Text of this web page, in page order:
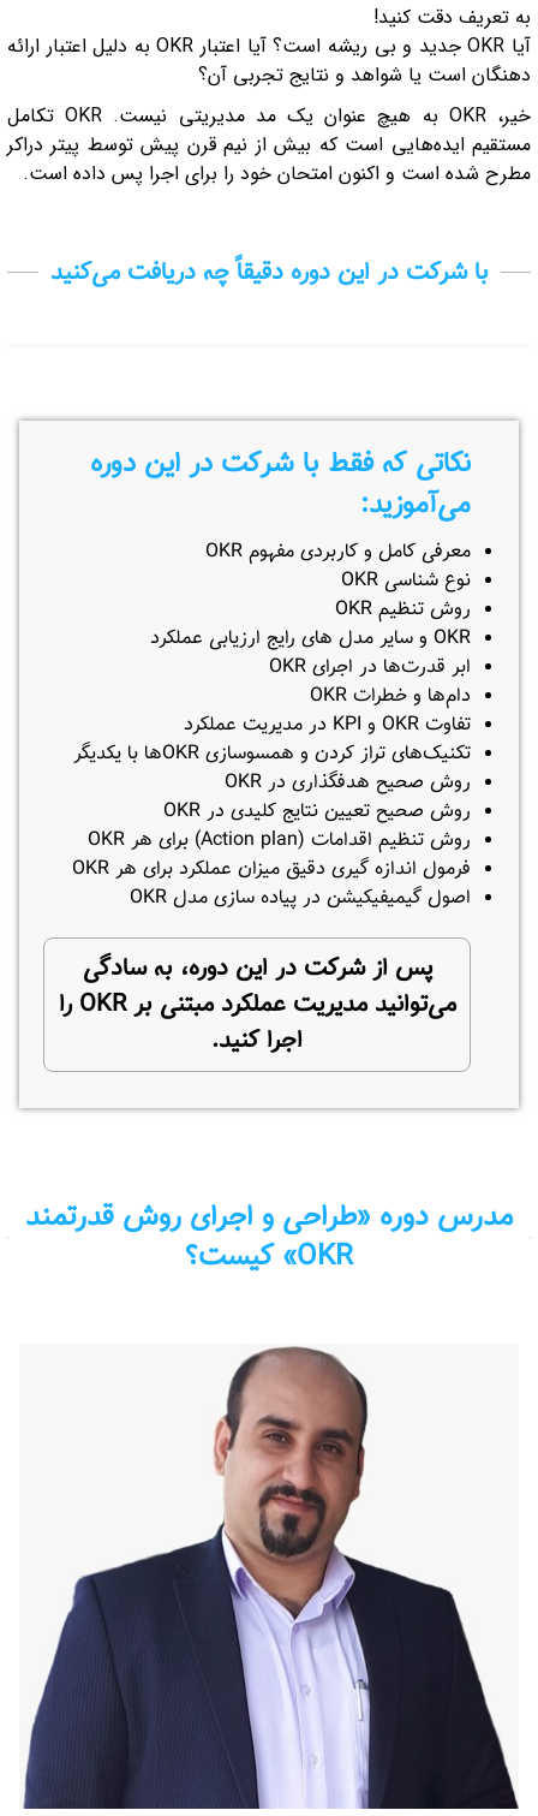
به تعریف دقت کنید!
آیا OKR جدید و بی ریشه است؟ آیا اعتبار OKR به دلیل اعتبار ارائه
دهنگان است یا شواهد و نتایج تجربی آن؟
خیر، OKR به هیچ عنوان یک مد مدیریتی نیست. OKR تکامل
مستقیم ایده‌هایی است که بیش از نیم قرن پیش توسط پیتر دراکر
مطرح شده است و اکنون امتحان خود را برای اجرا پس داده است.
با شرکت در این دوره دقیقاً چه دریافت می‌کنید
نکاتی که فقط با شرکت در این دوره
می‌آموزید:
معرفی کامل و کاربردی مفهوم OKR
نوع شناسی OKR
روش تنظیم OKR
OKR و سایر مدل های رایج ارزیابی عملکرد
ابر قدرت‌ها در اجرای OKR
دام‌ها و خطرات OKR
تفاوت OKR و KPI در مدیریت عملکرد
تکنیک‌های تراز کردن و همسوسازی OKRها با یکدیگر
روش صحیح هدفگذاری در OKR
روش صحیح تعیین نتایج کلیدی در OKR
روش تنظیم اقدامات (Action plan) برای هر OKR
فرمول اندازه گیری دقیق میزان عملکرد برای هر OKR
اصول گیمیفیکیشن در پیاده سازی مدل OKR
پس از شرکت در این دوره، به سادگی
می‌توانید مدیریت عملکرد مبتنی بر OKR را
اجرا کنید.
مدرس دوره «طراحی و اجرای روش قدرتمند
OKR» کیست؟